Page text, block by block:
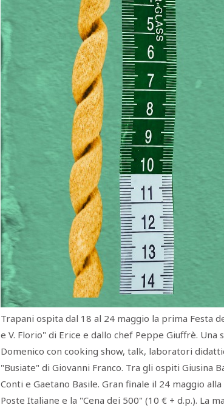
Trapani ospita dal 18 al 24 maggio la prima Festa
e V. Florio" di Erice e dallo chef Peppe Giuffrè. Una
Domenico con cooking show, talk, laboratori
"Busiate" di Giovanni Franco. Tra gli ospiti Giusina
Conti e Gaetano Basile. Gran finale il 24 maggio
Poste Italiane e la "Cena dei 500" (10 € + d.p.). La